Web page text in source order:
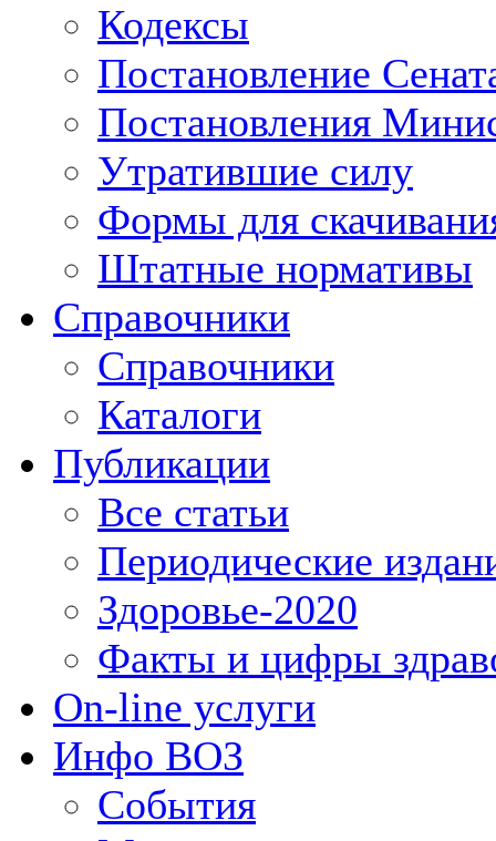
Кодексы
Постановление
Постановления
Утратившие силу
Формы для
Штатные нормативы
Справочники
Справочники
Каталоги
Публикации
Все статьи
Периодические
Здоровье-2020
Факты и цифры
On-line услуги
Инфо ВОЗ
События